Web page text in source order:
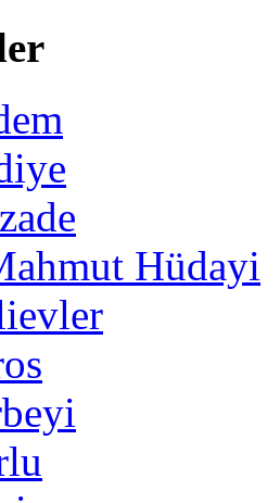
Hüdayi